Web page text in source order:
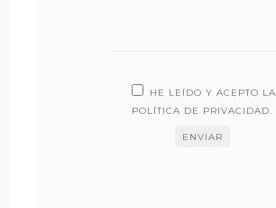
HE LEÍDO Y ACEPTO LA
POLÍTICA DE PRIVACIDAD.